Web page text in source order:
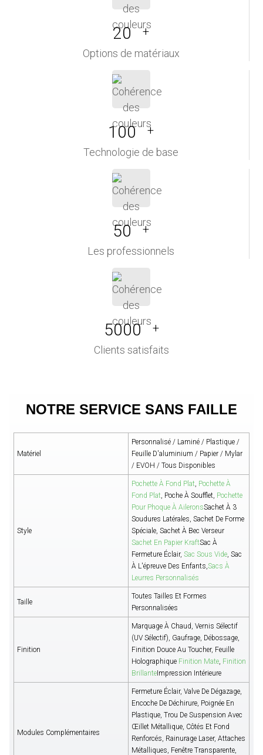
20 +
Options de matériaux
100 +
Technologie de base
50 +
Les professionnels
5000 +
Clients satisfaits
NOTRE SERVICE SANS FAILLE
Matériel
Personnalisé / Laminé / Plastique /
Feuille D'aluminium / Papier / Mylar
/ EVOH / Tous Disponibles
Style
Pochette À Fond Plat Pochette À
Fond Plat , Poche À Soufflet, Pochette
Pour Phoque À AileronsSachet À 3
Soudures Latérales, Sachet De Forme
Spéciale, Sachet À Bec Verseur
Sachet En Papier KraftSac À
Fermeture Éclair, Sac Sous Vide, Sac
À L'épreuve Des Enfants, Sacs À
Leurres Personnalisés
Taille
Toutes Tailles Et Formes
Personnalisées
Finition
Marquage À Chaud, Vernis Sélectif
(UV Sélectif), Gaufrage, Débossage,
Finition Douce Au Toucher, Feuille
Holographique Finition Mate, Finition
BrillanteImpression Intérieure
Modules Complémentaires
Fermeture Éclair, Valve De Dégazage,
Encoche De Déchirure, Poignée En
Plastique, Trou De Suspension Avec
Œillet Métallique, Côtés Et Fond
Renforcés, Rainurage Laser, Attaches
Métalliques, Fenêtre Transparente,